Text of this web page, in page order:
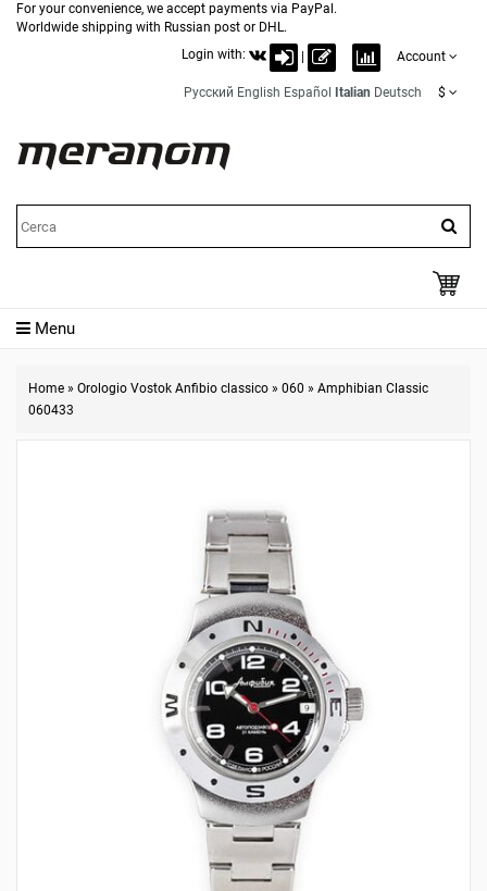
For your convenience, we accept payments via PayPal.
Worldwide shipping with Russian post or DHL.
Login with:
Account
Русский English Español Italian Deutsch $
Menu
Home » Orologio Vostok Anfibio classico » 060 » Amphibian Classic
060433